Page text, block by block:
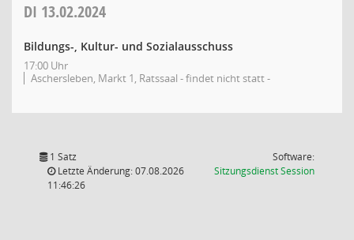
DI 13.02.2024
Bildungs-, Kultur- und Sozialausschuss
17:00 Uhr
Aschersleben, Markt 1, Ratssaal - findet nicht statt -
1 Satz
Letzte Änderung: 07.08.2026
11:46:26
Software:
SitzungsdienstSession(Wird in